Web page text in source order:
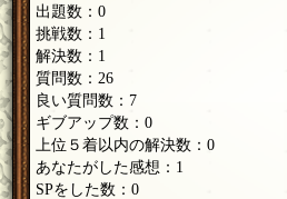
出題数：0
挑戦数：1
解決数：1
質問数：26
良い質問数：7
ギブアップ数：0
上位５着以内の解決数：0
あなたがした感想：1
SPをした数：0